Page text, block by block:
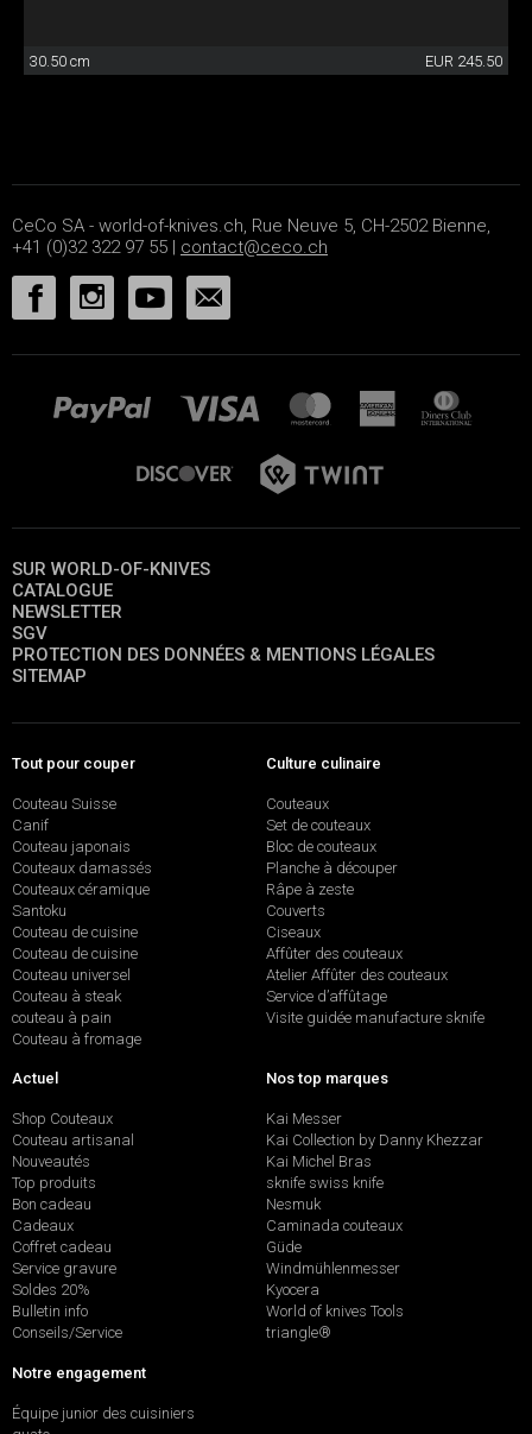
30.50 cm EUR 245.50
CeCo SA - world-of-knives.ch, Rue Neuve 5, CH-2502 Bienne,
+41 (0)32 322 97 55 | contact@ceco.ch
SUR WORLD-OF-KNIVES
CATALOGUE
NEWSLETTER
SGV
PROTECTION DES DONNÉES & MENTIONS LÉGALES
SITEMAP
Tout pour couper
Couteau Suisse
Canif
Couteau japonais
Couteaux damassés
Couteaux céramique
Santoku
Couteau de cuisine
Couteau de cuisine
Couteau universel
Couteau à steak
couteau à pain
Couteau à fromage
Culture culinaire
Couteaux
Set de couteaux
Bloc de couteaux
Planche à découper
Râpe à zeste
Couverts
Ciseaux
Affûter des couteaux
Atelier Affûter des couteaux
Service d’affûtage
Visite guidée manufacture sknife
Actuel
Shop Couteaux
Couteau artisanal
Nouveautés
Top produits
Bon cadeau
Cadeaux
Coffret cadeau
Service gravure
Soldes 20%
Bulletin info
Conseils/Service
Nos top marques
Kai Messer
Kai Collection by Danny Khezzar
Kai Michel Bras
sknife swiss knife
Nesmuk
Caminada couteaux
Güde
Windmühlenmesser
Kyocera
World of knives Tools
triangle®
Notre engagement
Équipe junior des cuisiniers